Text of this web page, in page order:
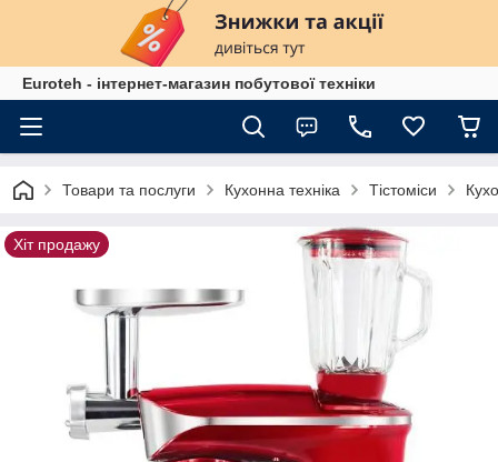
Euroteh - інтернет-магазин побутової техніки
Товари та послуги Кухонна техніка Тістоміси
Хіт продажу